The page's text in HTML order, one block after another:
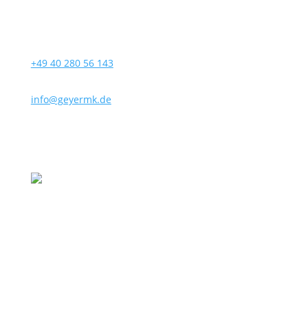
+49 40 280 56 143
info@geyermk.de